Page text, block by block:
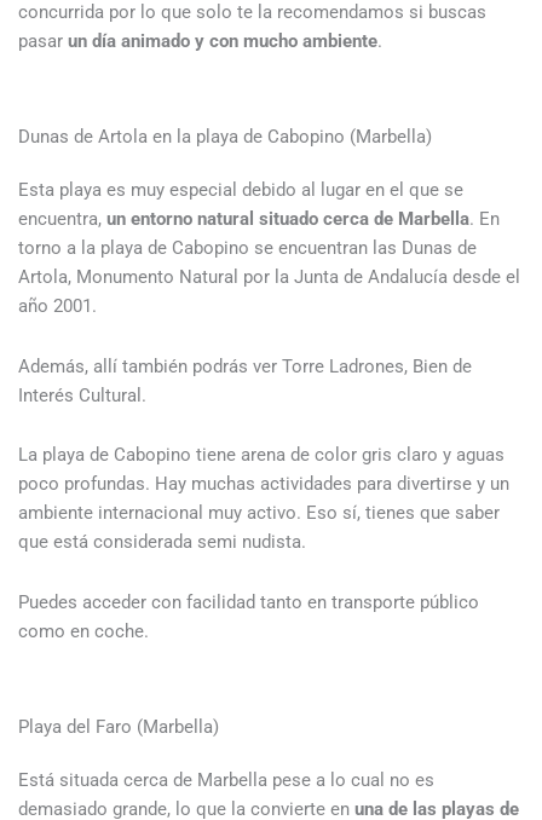
concurrida por lo que solo te la recomendamos si buscas
pasar un día animado y con mucho ambiente.
Dunas de Artola en la playa de Cabopino (Marbella)
Esta playa es muy especial debido al lugar en el que se
encuentra, un entorno natural situado cerca de Marbella. En
torno a la playa de Cabopino se encuentran las Dunas de
Artola, Monumento Natural por la Junta de Andalucía desde el
año 2001.
Además, allí también podrás ver Torre Ladrones, Bien de
Interés Cultural.
La playa de Cabopino tiene arena de color gris claro y aguas
poco profundas. Hay muchas actividades para divertirse y un
ambiente internacional muy activo. Eso sí, tienes que saber
que está considerada semi nudista.
Puedes acceder con facilidad tanto en transporte público
como en coche.
Playa del Faro (Marbella)
Está situada cerca de Marbella pese a lo cual no es
demasiado grande, lo que la convierte en una de las playas de